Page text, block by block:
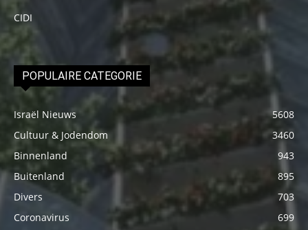
CIDI
POPULAIRE CATEGORIE
Israël Nieuws
5608
Cultuur & Jodendom
3460
Binnenland
943
Buitenland
895
Divers
703
Coronavirus
699